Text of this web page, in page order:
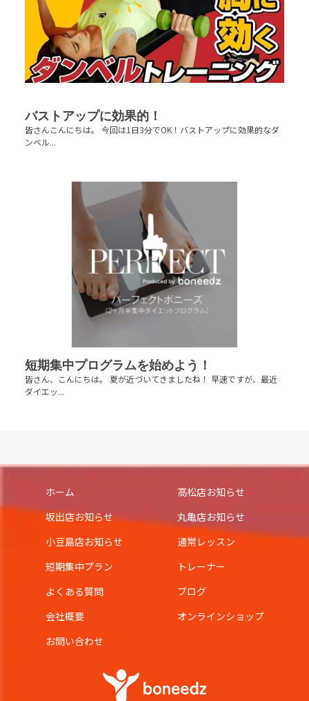
バストアップに効果的！
皆さんこんにちは。 今回は1日3分でOK！バストアップに効果的なダ
ンベル...
短期集中プログラムを始めよう！
皆さん、こんにちは。 夏が近づいてきましたね！ 早速ですが、最近
ダイエッ...
ホーム
高松店お知らせ
坂出店お知らせ
丸亀店お知らせ
小豆島店お知らせ
通常レッスン
短期集中プラン
トレーナー
よくある質問
ブログ
会社概要
オンラインショップ
お問い合わせ